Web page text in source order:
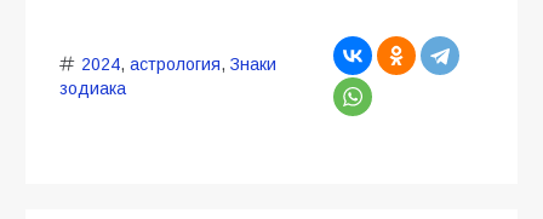
2024, астрология, Знаки
зодиака